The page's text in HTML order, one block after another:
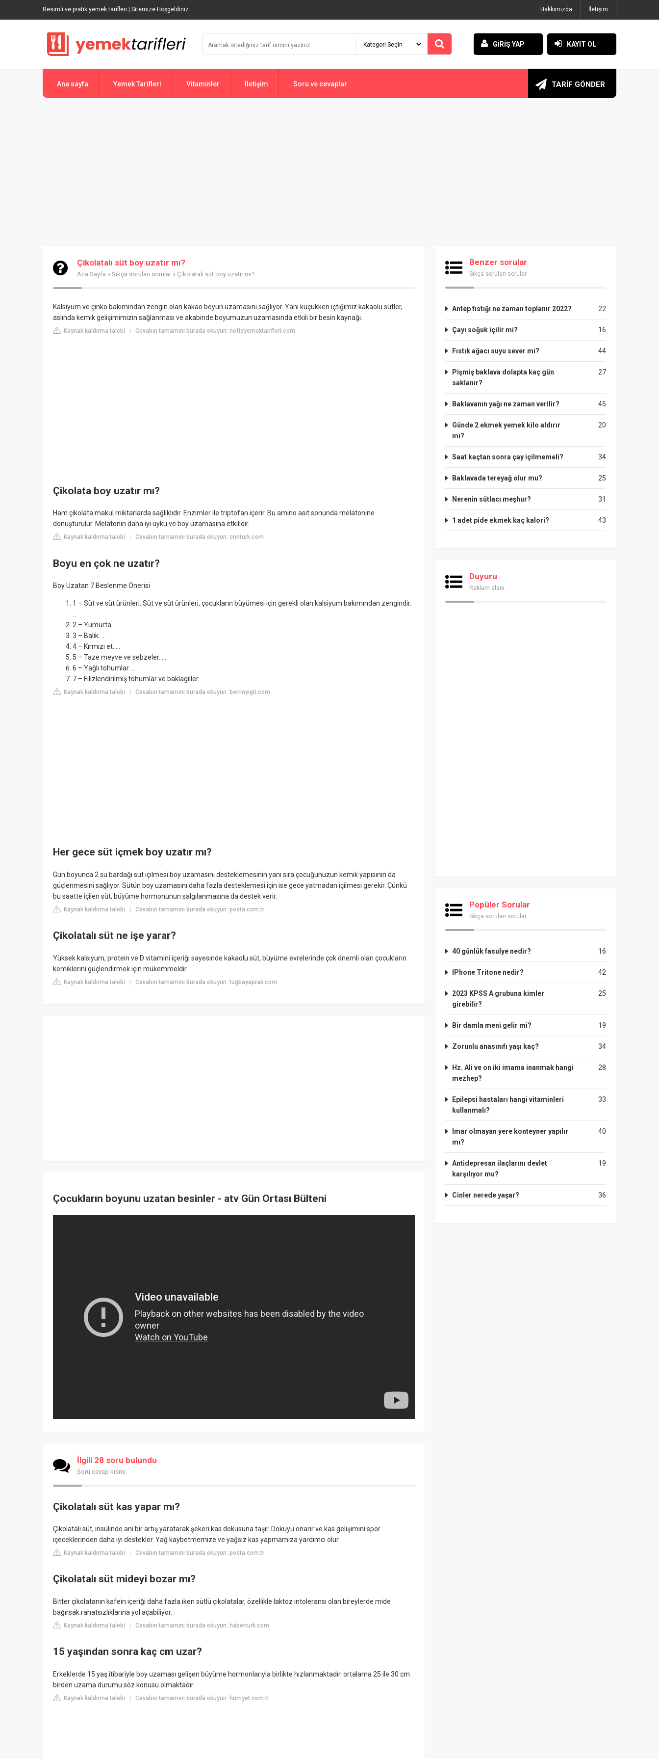
Resimli ve pratik yemek tarifleri | Sitemize Hoşgeldiniz Hakkımızda İletişim
GİRİŞ YAP KAYIT OL
Ana sayfa Yemek Tarifleri Vitaminler İletişim Soru ve cevaplar TARİF GÖNDER
Çikolatalı süt boy uzatır mı?
Ana Sayfa » Sıkça sorulan sorular » Çikolatalı süt boy uzatır mı?
Kalsiyum ve çinko bakımından zengin olan kakao boyun uzamasını sağlıyor. Yani küçükken içtiğimiz kakaolu sütler,
aslında kemik gelişimimizin sağlanması ve akabinde boyumuzun uzamasında etkili bir besin kaynağı.
Kaynak kaldırma talebi | Cevabın tamamını burada okuyun: nefisyemektarifleri.com
Çikolata boy uzatır mı?
Ham çikolata makul miktarlarda sağlıklıdır. Enzimler ile triptofan içerir. Bu amino asit sonunda melatonine
dönüştürülür. Melatonin daha iyi uyku ve boy uzamasına etkilidir.
Kaynak kaldırma talebi Cevabın tamamını burada okuyun: cnnturk.com
Boyu en çok ne uzatır?
Boy Uzatan 7 Beslenme Önerisi
1 – Süt ve süt ürünleri. Süt ve süt ürünleri, çocukların büyümesi için gerekli olan kalsiyum bakımından zengindir.
...
2 – Yumurta. ...
3 – Balık. ...
4 – Kırmızı et. ...
5 – Taze meyve ve sebzeler. ...
6 – Yağlı tohumlar. ...
7 – Filizlendirilmiş tohumlar ve baklagiller.
Kaynak kaldırma talebi Cevabın tamamını burada okuyun: berrinyigit.com
Her gece süt içmek boy uzatır mı?
Gün boyunca 2 su bardağı süt içilmesi boy uzamasını desteklemesinin yanı sıra çocuğunuzun kemik yapısının da
güçlenmesini sağlıyor. Sütün boy uzamasını daha fazla desteklemesi için ise gece yatmadan içilmesi gerekir. Çünkü
bu saatte içilen süt, büyüme hormonunun salgılanmasına da destek verir.
Kaynak kaldırma talebi | Cevabın tamamını burada okuyun: posta.com.tr
Çikolatalı süt ne işe yarar?
Yüksek kalsiyum, protein ve D vitamini içeriği sayesinde kakaolu süt, büyüme evrelerinde çok önemli olan çocukların
kemiklerini güçlendirmek için mükemmeldir.
Kaynak kaldırma talebi | Cevabın tamamını burada okuyun: tugbayaprak.com
Çocukların boyunu uzatan besinler - atv Gün Ortası Bülteni
İlgili 28 soru bulundu
Soru cevap kısmı
Çikolatalı süt kas yapar mı?
Çikolatalı süt, insülinde ani bir artış yaratarak şekeri kas dokusuna taşır. Dokuyu onarır ve kas gelişimini spor
içeceklerinden daha iyi destekler. Yağ kaybetmemize ve yağsız kas yapmamıza yardımcı olur.
Kaynak kaldırma talebi | Cevabın tamamını burada okuyun: posta.com.tr
Çikolatalı süt mideyi bozar mı?
Bitter çikolatanın kafein içeriği daha fazla iken sütlü çikolatalar, özellikle laktoz intoleransı olan bireylerde mide
bağırsak rahatsızlıklarına yol açabiliyor.
Kaynak kaldırma talebi | Cevabın tamamını burada okuyun: haberturk.com
15 yaşından sonra kaç cm uzar?
Erkeklerde 15 yaş itibariyle boy uzaması gelişen büyüme hormonlarıyla birlikte hızlanmaktadır. ortalama 25 ile 30 cm
birden uzama durumu söz konusu olmaktadır.
Kaynak kaldırma talebi | Cevabın tamamını burada okuyun: hurriyet.com.tr
Benzer sorular
Sıkça sorulan sorular
22
Antep fıstığı ne zaman toplanır 2022?
16
Çayı soğuk içilir mi?
44
Fıstık ağacı suyu sever mi?
27
Pişmiş baklava dolapta kaç gün
saklanır?
45
Baklavanın yağı ne zaman verilir?
20
Günde 2 ekmek yemek kilo aldırır
mı?
34
Saat kaçtan sonra çay içilmemeli?
25
Baklavada tereyağ olur mu?
31
Nerenin sütlacı meşhur?
43
1 adet pide ekmek kaç kalori?
Duyuru
Reklam alanı
Popüler Sorular
Sıkça sorulan sorular
16
40 günlük fasulye nedir?
42
IPhone Tritone nedir?
25
2023 KPSS A grubuna kimler
girebilir?
19
Bir damla meni gelir mi?
34
Zorunlu anasınıfı yaşı kaç?
28
Hz. Ali ve on iki imama inanmak hangi
mezhep?
33
Epilepsi hastaları hangi vitaminleri
kullanmalı?
40
Imar olmayan yere konteyner yapılır
mı?
19
Antidepresan ilaçlarını devlet
karşılıyor mu?
36
Cinler nerede yaşar?